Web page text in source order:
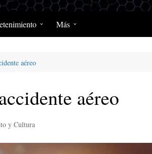
Más
aéreo
aéreo
y Cultura